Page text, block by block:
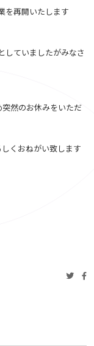
を再開いたします
していましたがみなさ
然のお休みをいただ
くおねがい致します